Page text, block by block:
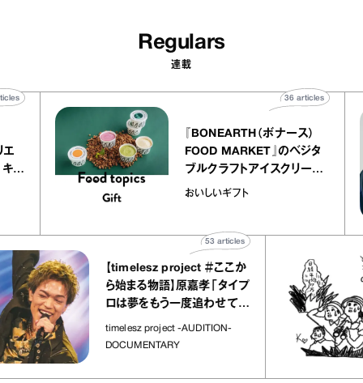
Regulars
連載
トリエ
ープ キャ
40articles
『BONEARTH（ボナース）
FOOD MARKET』のベジタ
ブルクラフトアイスクリーム
｜真野知子の「おいしいギフ
おいしいギフト
36articles
【timelesz project ＃ここか
ら始まる物語】原嘉孝「タイプ
ロは夢をもう一度追わせてく
れた場所」
timelesz project -AUDITION-
DOCUMENTARY
articles